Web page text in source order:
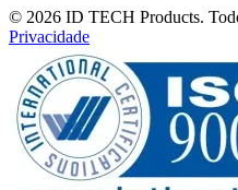
© 2026 ID TECH Products.
Privacidade